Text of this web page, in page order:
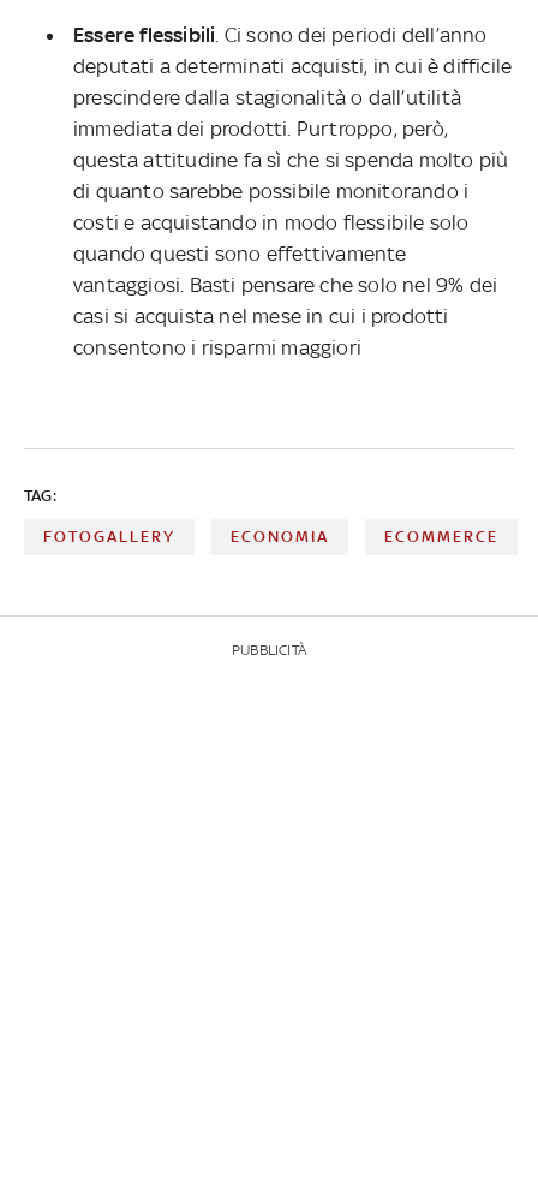
Essere flessibili. Ci sono dei periodi dell’anno
deputati a determinati acquisti, in cui è difficile
prescindere dalla stagionalità o dall’utilità
immediata dei prodotti. Purtroppo, però,
questa attitudine fa sì che si spenda molto più
di quanto sarebbe possibile monitorando i
costi e acquistando in modo flessibile solo
quando questi sono effettivamente
vantaggiosi. Basti pensare che solo nel 9% dei
casi si acquista nel mese in cui i prodotti
consentono i risparmi maggiori
TAG:
FOTOGALLERY ECONOMIA ECOMMERCE
PUBBLICITÀ